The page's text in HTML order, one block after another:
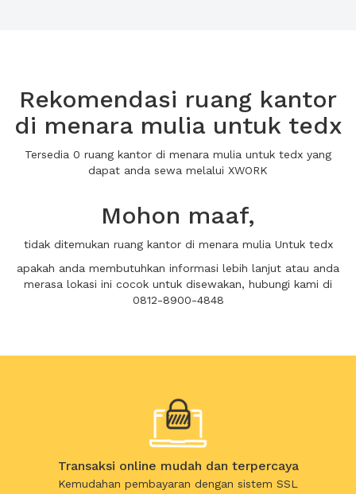
Rekomendasi ruang kantor
di menara mulia untuk tedx
Tersedia 0 ruang kantor di menara mulia untuk tedx yang
dapat anda sewa melalui XWORK
Mohon maaf,
tidak ditemukan ruang kantor di menara mulia Untuk tedx
apakah anda membutuhkan informasi lebih lanjut atau anda
merasa lokasi ini cocok untuk disewakan, hubungi kami di
0812-8900-4848
Transaksi online mudah dan terpercaya
Kemudahan pembayaran dengan sistem SSL